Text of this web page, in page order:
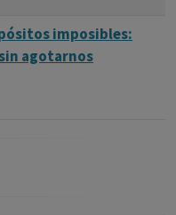
imposibles:
agotarnos